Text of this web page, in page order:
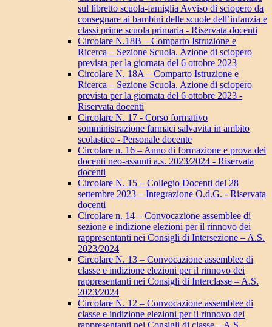
sul libretto scuola-famiglia Avviso di sciopero da
consegnare ai bambini delle scuole dell’infanzia e
classi prime scuola primaria - Riservata docenti
Circolare N.18B – Comparto Istruzione e
Ricerca – Sezione Scuola. Azione di sciopero
prevista per la giornata del 6 ottobre 2023
Circolare N. 18A – Comparto Istruzione e
Ricerca – Sezione Scuola. Azione di sciopero
prevista per la giornata del 6 ottobre 2023 -
Riservata docenti
Circolare N. 17 - Corso formativo
somministrazione farmaci salvavita in ambito
scolastico - Personale docente
Circolare n. 16 – Anno di formazione e prova dei
docenti neo-assunti a.s. 2023/2024 - Riservata
docenti
Circolare N. 15 – Collegio Docenti del 28
settembre 2023 – Integrazione O.d.G. - Riservata
docenti
Circolare n. 14 – Convocazione assemblee di
sezione e indizione elezioni per il rinnovo dei
rappresentanti nei Consigli di Intersezione – A.S.
2023/2024
Circolare N. 13 – Convocazione assemblee di
classe e indizione elezioni per il rinnovo dei
rappresentanti nei Consigli di Interclasse – A.S.
2023/2024
Circolare N. 12 – Convocazione assemblee di
classe e indizione elezioni per il rinnovo dei